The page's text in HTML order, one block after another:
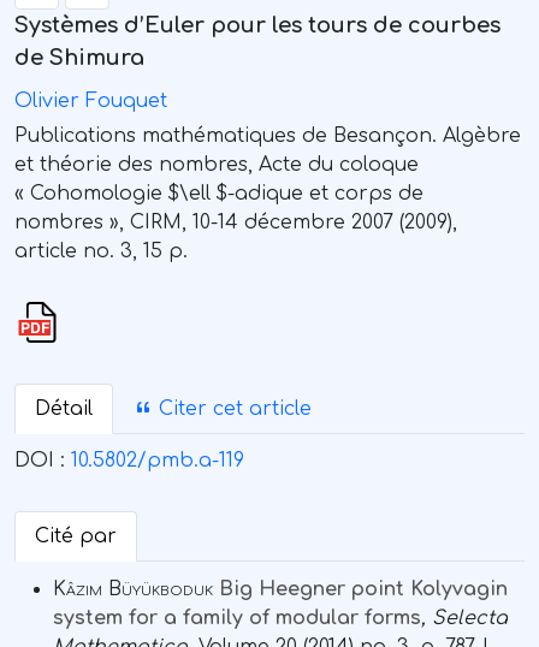
Systèmes d’Euler pour les tours de courbes
de Shimura
Olivier Fouquet
Publications mathématiques de Besançon. Algèbre
et théorie des nombres, Acte du coloque
« Cohomologie $\ell $-adique et corps de
nombres », CIRM, 10-14 décembre 2007 (2009),
article no. 3, 15 p.
Détail Citer cet article
DOI : 10.5802/pmb.a-119
Cité par
Kâzım Büyükboduk Big Heegner point Kolyvagin
system for a family of modular forms, Selecta